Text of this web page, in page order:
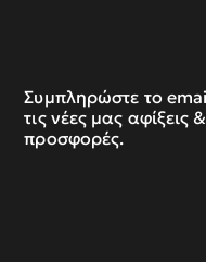
Συμπληρώστε το
τις νέες μας αφίξεις
προσφορές.